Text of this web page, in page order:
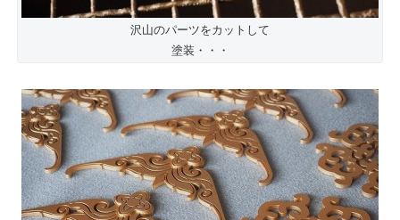
沢山のパーツをカットして
塗装・・・